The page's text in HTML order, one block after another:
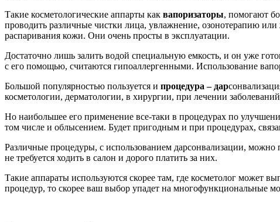
Такие косметологические аппарты как вапоризаторы, помогают
проводить различные чистки лица, увлажнение, озонотерапию
распаривания кожи. Они очень просты в эксплуатации.
Достаточно лишь залить водой специальную емкость, и он уже
с его помощью, считаются гипоаллергенными. Использование
Большой популярностью пользуется и процедура – дар
косметологии, дерматологии, в хирургии, при лечении
Но наибольшее его применение все-таки в процедурах по
том числе и облысением. Будет пригодным и при процедурах,
Различные процедуры, с использованием дарсонвализации,
не требуется ходить в салон и дорого платить за них.
Такие аппараты используются скорее там, где косметолог может
процедур, то скорее ваш выбор упадет на многофункциональные